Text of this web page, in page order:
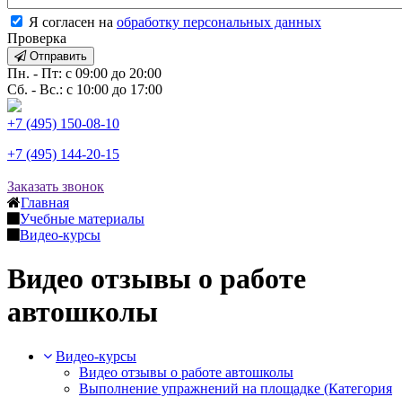
Я согласен на обработку персональных данных
Проверка
Отправить
Пн. - Пт: с 09:00 до 20:00
Сб. - Вс.: с 10:00 до 17:00
+7 (495) 150-08-10
+7 (495) 144-20-15
Заказать звонок
Главная
Учебные материалы
Видео-курсы
Видео отзывы о работе
автошколы
Видео-курсы
Видео отзывы о работе автошколы
Выполнение упражнений на площадке (Категория